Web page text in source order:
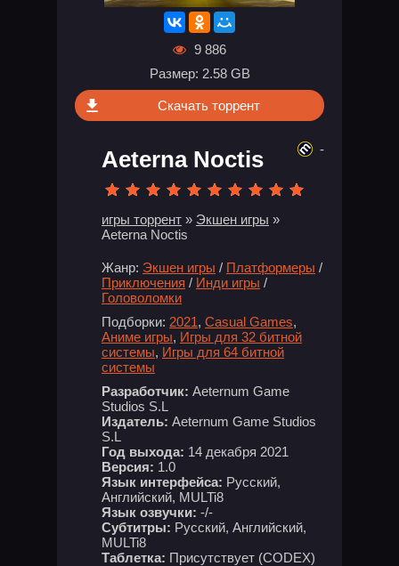
9 886
Размер: 2.58 GB
Скачать торрент
Aeterna Noctis
игры торрент » Экшен игры »
Aeterna Noctis
Жанр: Экшен игры / Платформеры /
Приключения / Инди игры /
Головоломки
Подборки: 2021, Casual Games,
Аниме игры, Игры для 32 битной
системы, Игры для 64 битной
системы
Разработчик: Aeternum Game
Studios S.L
Издатель: Aeternum Game Studios
S.L
Год выхода: 14 декабря 2021
Версия: 1.0
Язык интерфейса: Русский,
Английский, MULTi8
Язык озвучки: -/-
Субтитры: Русский, Английский,
MULTi8
Таблетка: Присутствует (CODEX)
-